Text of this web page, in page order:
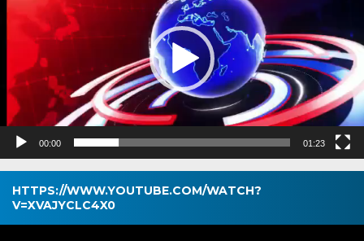
00:00 01:23
HTTPS://WWW.YOUTUBE.COM/WATCH?
V=XVAJYCLC4X0
Pemutar